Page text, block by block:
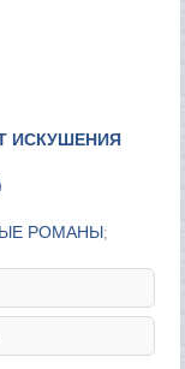
ИСКУШЕНИЯ
РОМАНЫ;